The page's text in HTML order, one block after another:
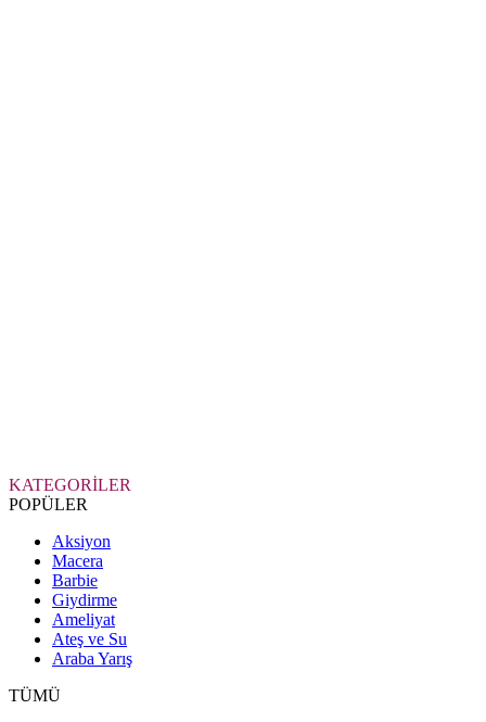
KATEGORİLER
POPÜLER
Aksiyon
Macera
Barbie
Giydirme
Ameliyat
Ateş ve Su
Araba Yarış
TÜMÜ